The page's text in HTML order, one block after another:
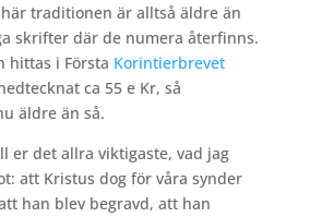
traditionen är alltså äldre än
skrifter där de numera återfinns.
hittas i Första Korintierbrevet
ca 55 e Kr, så
äldre än så.
er det allra viktigaste, vad jag
att Kristus dog för våra synder
han blev begravd, att han